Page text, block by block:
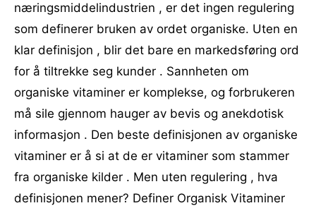
næringsmiddelindustrien , er det ingen regulering
som definerer bruken av ordet organiske. Uten en
klar definisjon , blir det bare en markedsføring ord
for å tiltrekke seg kunder . Sannheten om
organiske vitaminer er komplekse, og forbrukeren
må sile gjennom hauger av bevis og anekdotisk
informasjon . Den beste definisjonen av organiske
vitaminer er å si at de er vitaminer som stammer
fra organiske kilder . Men uten regulering , hva
definisjonen mener? Definer Organisk Vitaminer